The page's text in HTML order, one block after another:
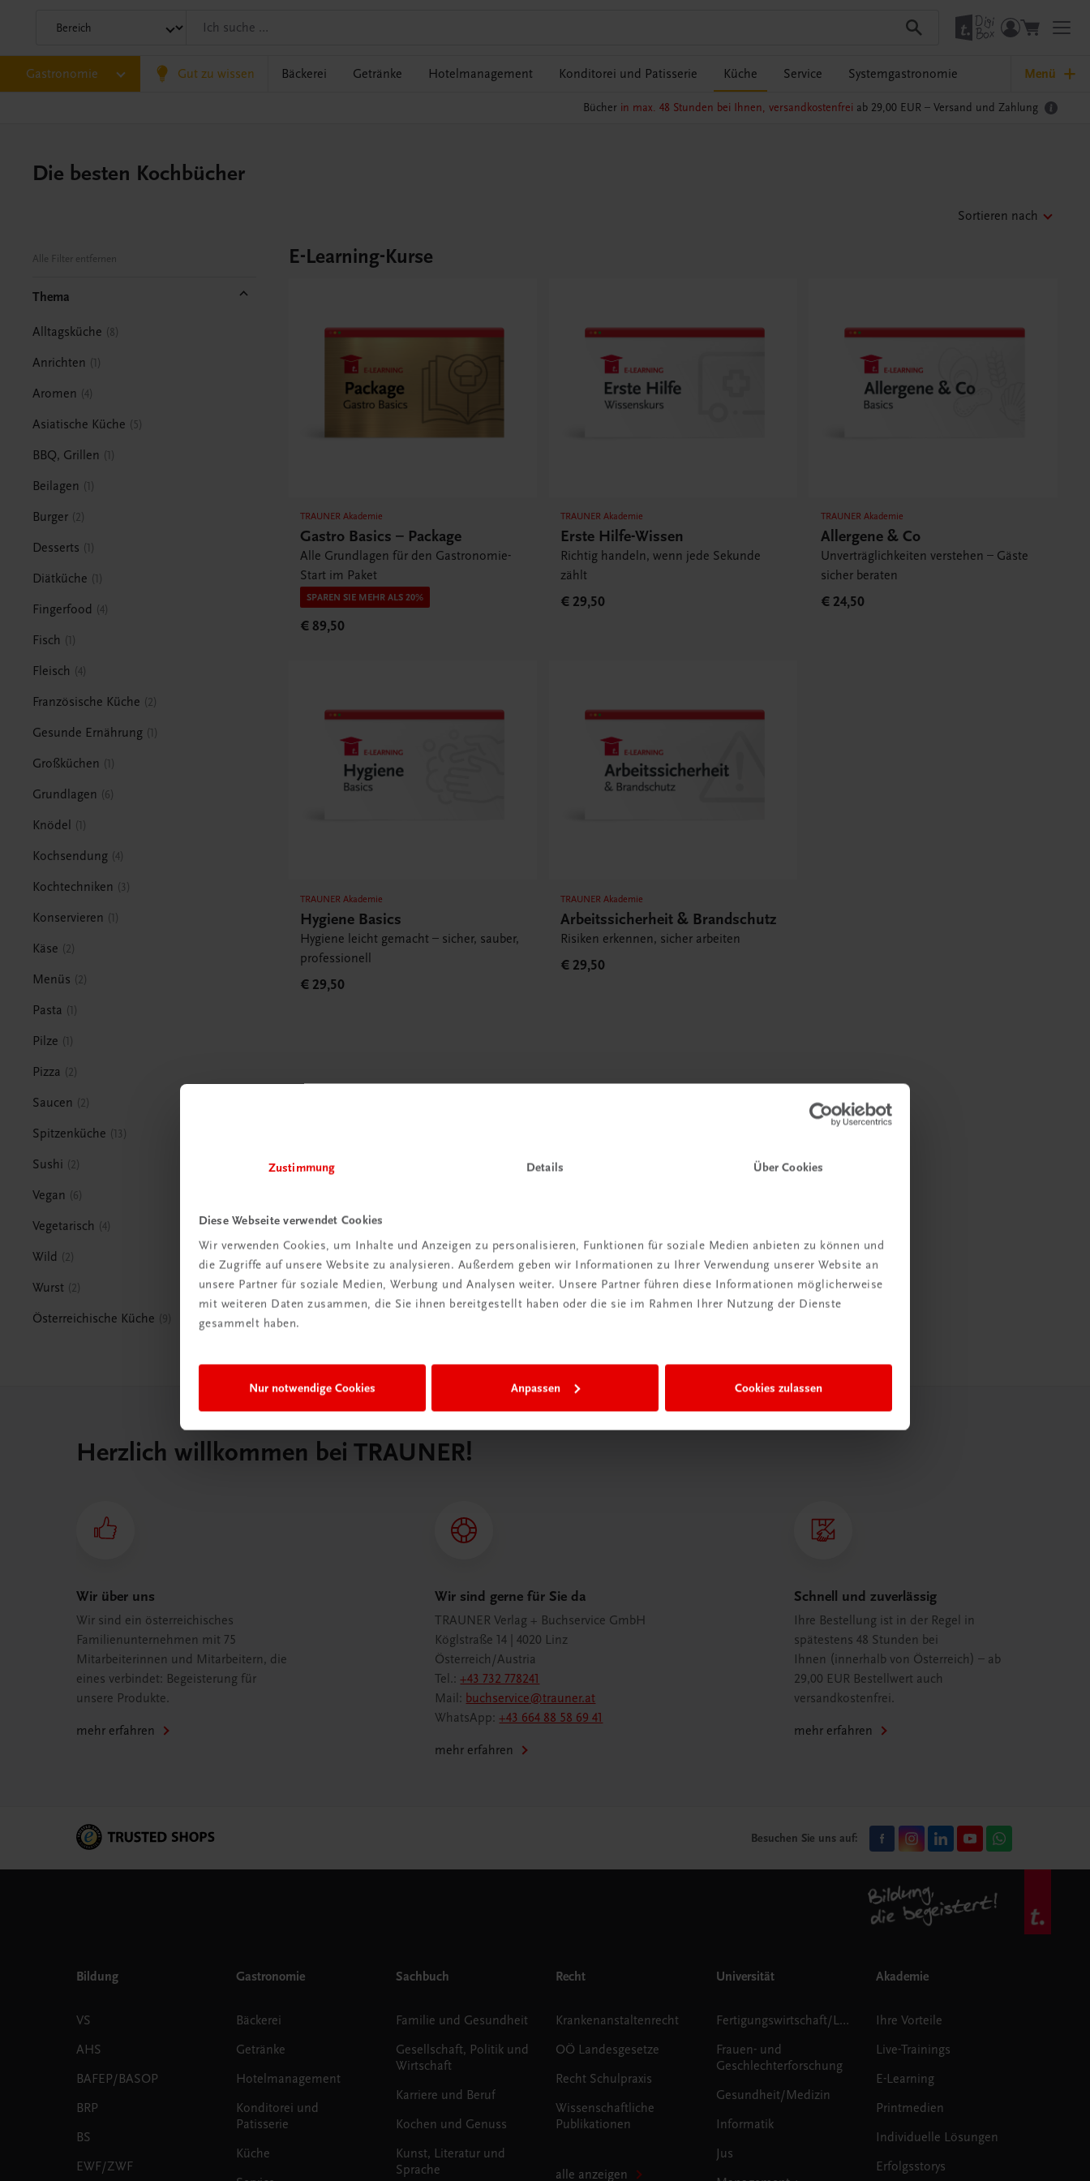
Zustimmung Details Über Cookies
Diese Webseite verwendet Cookies
Wir verwenden Cookies, um Inhalte und Anzeigen zu personalisieren, Funktionen für soziale Medien anbieten zu können und
die Zugriffe auf unsere Website zu analysieren. Außerdem geben wir Informationen zu Ihrer Verwendung unserer Website an
unsere Partner für soziale Medien, Werbung und Analysen weiter. Unsere Partner führen diese Informationen möglicherweise
mit weiteren Daten zusammen, die Sie ihnen bereitgestellt haben oder die sie im Rahmen Ihrer Nutzung der Dienste
gesammelt haben.
Nur notwendige Cookies Anpassen Cookies zulassen
Gastronomie Gut zu wissen Bäckerei Getränke Hotelmanagement Konditorei und Patisserie Küche Service Systemgastronomie Menü
Bücher in max. 48 Stunden bei Ihnen, versandkostenfrei ab 29,00 EUR – Versand und Zahlung
Die besten Kochbücher
Sortieren nach
Alle Filter entfernen
Thema
Alltagsküche 8
Anrichten 1
Aromen 4
Asiatische Küche 5
BBQ, Grillen 1
Beilagen 1
Burger 2
Desserts 1
Diätküche 1
Fingerfood 4
Fisch 1
Fleisch 4
Französische Küche 2
Gesunde Ernährung 1
Großküchen 1
Grundlagen 6
Knödel 1
Kochsendung 4
Kochtechniken 3
Konservieren 1
Käse 2
Menüs 2
Pasta 1
Pilze 1
Pizza 2
Saucen 2
Spitzenküche 13
Sushi 2
Vegan 6
Vegetarisch 4
Wild 2
Wurst 2
Österreichische Küche 9
E-Learning-Kurse
TRAUNER Akademie
Gastro Basics – Package
Alle Grundlagen für den Gastronomie-
Start im Paket
SPAREN SIE MEHR ALS 20%
€ 89,50
TRAUNER Akademie
Erste Hilfe-Wissen
Richtig handeln, wenn jede Sekunde
zählt
€ 29,50
TRAUNER Akademie
Allergene & Co
Unverträglichkeiten verstehen – Gäste
sicher beraten
€ 24,50
TRAUNER Akademie
Hygiene Basics
Hygiene leicht gemacht – sicher, sauber,
professionell
€ 29,50
TRAUNER Akademie
Arbeitssicherheit & Brandschutz
Risiken erkennen, sicher arbeiten
€ 29,50
Herzlich willkommen bei TRAUNER!
Wir über uns
Wir sind ein österreichisches
Familienunternehmen mit 75
Mitarbeiterinnen und Mitarbeitern, die
eines verbindet: Begeisterung für
unsere Produkte.
mehr erfahren
Wir sind gerne für Sie da
TRAUNER Verlag + Buchservice GmbH
Köglstraße 14 | 4020 Linz
Österreich/Austria
Tel.:+43 732 778241
Mail: buchservice@trauner.at
WhatsApp:+43 664 88 58 69 41
mehr erfahren
Schnell und zuverlässig
Ihre Bestellung ist in der Regel in
spätestens 48 Stunden bei
Ihnen (innerhalb von Österreich) – ab
29,00 EUR Bestellwert auch
versandkostenfrei.
mehr erfahren
Besuchen Sie uns auf:
Bildung
VS
AHS
BAFEP/BASOP
BRP
BS
EWF/ZWF
Gastronomie
Bäckerei
Getränke
Hotelmanagement
Konditorei und
Patisserie
Küche
Sachbuch
Familie und Gesundheit
Gesellschaft, Politik und
Wirtschaft
Karriere und Beruf
Kochen und Genuss
Kunst, Literatur und
Sprache
Recht
Krankenanstaltenrecht
OÖ Landesgesetze
Recht Schulpraxis
Wissenschaftliche
Publikationen
alle anzeigen
Universität
Fertigungswirtschaft/Logistik
Frauen- und
Geschlechterforschung
Gesundheit/Medizin
Informatik
Jus
Akademie
Ihre Vorteile
Live-Trainings
E-Learning
Printmedien
Individuelle Lösungen
Erfolgsstorys